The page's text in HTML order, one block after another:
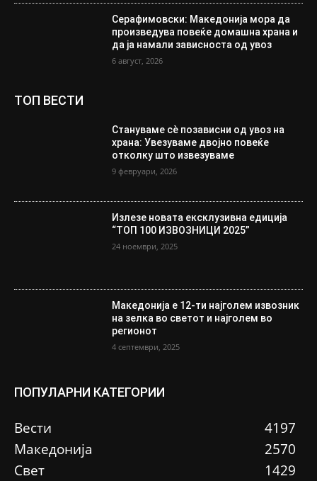
Серафимовски: Македонија мора да
произведува повеќе домашна храна и
да ја намали зависноста од увоз
6 август, 2026
ТОП ВЕСТИ
Стануваме сè позависни од увоз на
храна: Увезуваме двојно повеќе
отколку што извезуваме
9 февруари, 2026
Излезе новата ексклузивна едиција
“ТОП 100 ИЗВОЗНИЦИ 2025”
24 ноември, 2025
Македонија е 12-ти најголем извозник
на зелка во светот и најголем во
регионот
4 септември, 2025
ПОПУЛАРНИ КАТЕГОРИИ
Вести
4197
Македонија
2570
Свет
1429